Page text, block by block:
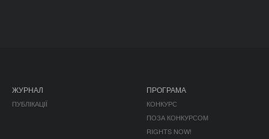
ЖУРНАЛ
ПУБЛІКАЦІЇ
ПРОГРАМА
КОНКУРС
ПОЗА КОНКУРСОМ
RIGHTS NOW!